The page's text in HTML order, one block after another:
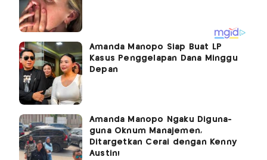
Amanda Manopo Siap Buat LP
Kasus Penggelapan Dana Minggu
Depan
Amanda Manopo Ngaku Diguna-
guna Oknum Manajemen,
Ditargetkan Cerai dengan Kenny
Austin!